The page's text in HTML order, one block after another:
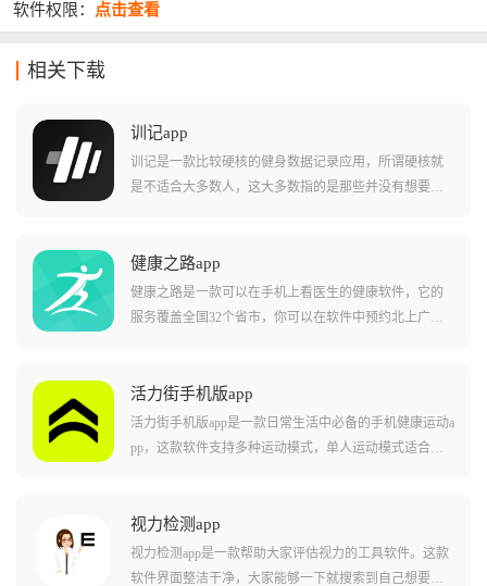
软件权限： 点击查看
相关下载
训记app
训记是一款比较硬核的健身数据记录应用，所谓硬核就
是不适合大多数人，这大多数指的是那些并没有想要记
就是足够自由与详细，比如你可以记录自己的健身计
划，具体到每一组做了多少个、多少重量，每周训练几
次，每周都什么时候练等，然后系统会基于你记录的数
每天健身消耗的脂肪，清楚了解自己的身体状况以及消
耗的能量，同时软件还会根据用户的身体状态给一些专
业指导。
健康之路app
健康之路是一款可以在手机上看医生的健康软件，它的
服务覆盖全国32个省市，你可以在软件中预约北上广深
解决方案，提供专业的就医陪诊，解决异地就医找不到
路、家里没人陪等尴尬问题。
活力街手机版app
活力街手机版app是一款日常生活中必备的手机健康运动a
pp，这款软件支持多种运动模式，单人运动模式适合一
有趣的舞蹈运动玩法，在玩的同时还能锻炼身体非常不
错，用法简单好上手，新手有入门指南可以查看使用，
超多有趣的运动玩法可以轻松锻炼身体，软件不用看广
视力检测app
视力检测app是一款帮助大家评估视力的工具软件。这款
软件界面整洁干净，大家能够一下就搜索到自己想要看